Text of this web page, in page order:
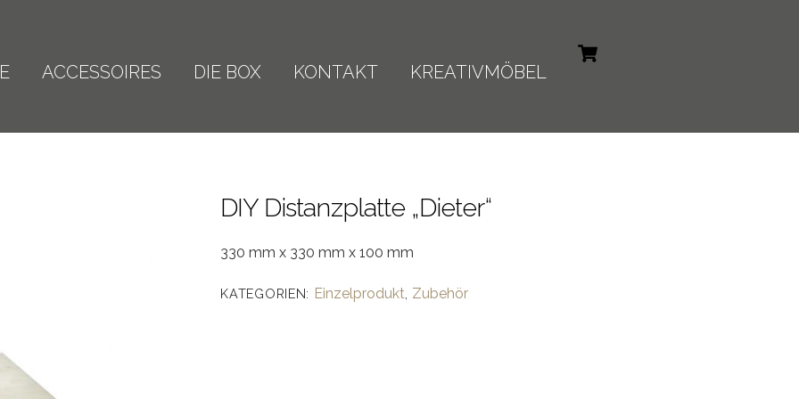
ACCESSOIRES DIE BOX KONTAKT KREATIVMÖBEL
DIY Distanzplatte „Dieter“
330 mm x 330 mm x 100 mm
KATEGORIEN: Einzelprodukt, Zubehör